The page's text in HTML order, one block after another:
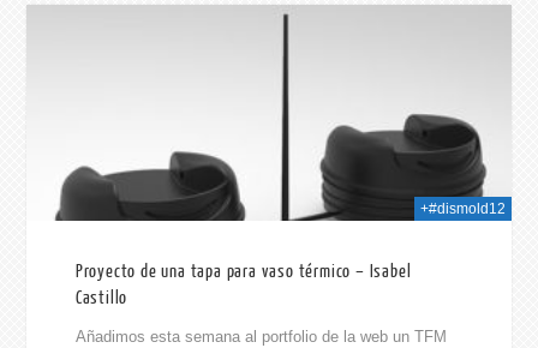
+#dismold12
Proyecto de una tapa para vaso térmico – Isabel
Castillo
Añadimos esta semana al portfolio de la web un TFM